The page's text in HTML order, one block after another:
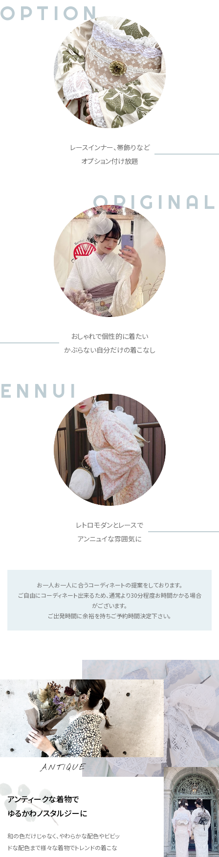
OPTION
レースインナー、帯飾りなど
オプション付け放題
ORIGINAL
おしゃれで個性的に着たい
かぶらない自分だけの着こなし
ENNUI
レトロモダンとレースで
アンニュイな雰囲気に
お一人お一人に合うコーディネートの提案をしております。
ご自由にコーディネート出来るため、通常より30分程度お時間かかる場合
がございます。
ご出発時間に余裕を持ちご予約時間決定下さい。
ANTIQUE
アンティークな着物で
ゆるかわノスタルジーに
和の色だけじゃなく、やわらかな配色やビビッ
ドな配色まで様々な着物でトレンドの着こな